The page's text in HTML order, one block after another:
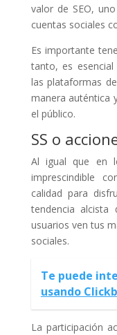
valor de SEO,
cuentas sociales
Es importante
tanto, es
las plataformas
manera auténtica
el público.
SS o
Al igual que en
imprescindible
calidad para
tendencia alcista
usuarios ven tus
sociales.
Te puede
usando
La participación